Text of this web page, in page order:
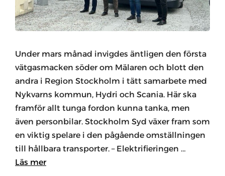
Under mars månad invigdes äntligen den första
vätgasmacken söder om Mälaren och blott den
andra i Region Stockholm i tätt samarbete med
Nykvarns kommun, Hydri och Scania. Här ska
framför allt tunga fordon kunna tanka, men
även personbilar. Stockholm Syd växer fram som
en viktig spelare i den pågående omställningen
till hållbara transporter. – Elektrifieringen …
Läs mer